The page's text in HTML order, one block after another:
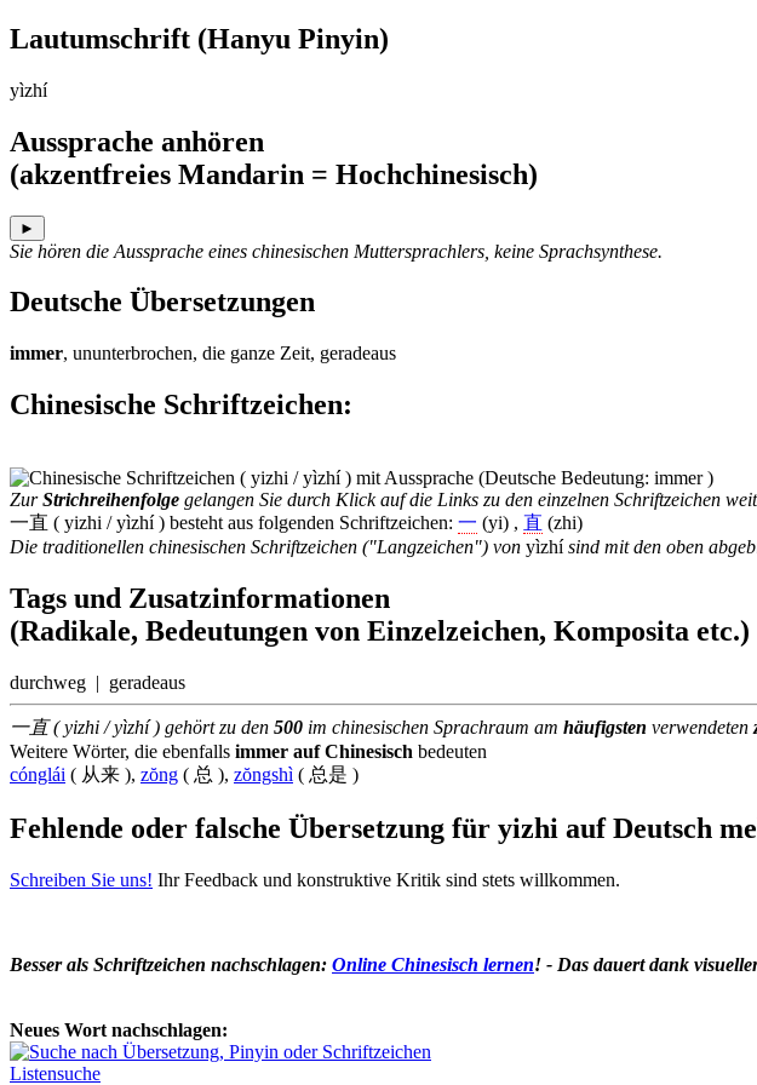
Lautumschrift (Hanyu Pinyin)
yìzhí
Aussprache anhören
(akzentfreies Mandarin = Hochchinesisch)
►
Sie hören die Aussprache eines chinesischen Muttersprachlers, keine Sprachsynthese.
Deutsche Übersetzungen
immer, ununterbrochen, die ganze Zeit, geradeaus
Chinesische Schriftzeichen:
ZurStrichreihenfolge gelangen Sie durch Klick auf die Links zu den einzelnen Schriftzeichen
一直 ( yizhi / yìzhí ) besteht aus folgenden Schriftzeichen: 一 (yi) , 直 (zhi)
Die traditionellen chinesischen Schriftzeichen ("Langzeichen") von yìzhísind mit den oben
Tags und Zusatzinformationen
(Radikale, Bedeutungen von Einzelzeichen, Komposita etc.)
durchweg | geradeaus
一直 ( yizhi / yìzhí ) gehört zu den 500 im chinesischen Sprachraum am häufigsten verwendeten
Weitere Wörter, die ebenfalls immer auf Chinesisch bedeuten
cónglái ( 从来 ), zŏng ( 总 ), zŏngshì ( 总是 )
Fehlende oder falsche Übersetzung für yizhi auf Deutsch
Schreiben Sie uns! Ihr Feedback und konstruktive Kritik sind stets willkommen.
Besser als Schriftzeichen nachschlagen: Online Chinesisch lernen! - Das dauert dank
Neues Wort nachschlagen:
Listensuche